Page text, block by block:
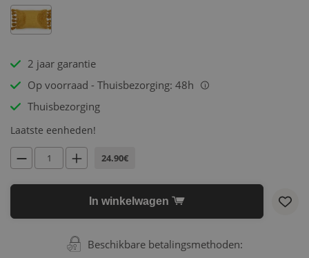
2 jaar garantie
Op voorraad - Thuisbezorging: 48h
i
Thuisbezorging
Laatste eenheden!
24.90€
In winkelwagen
Beschikbare betalingsmethoden: